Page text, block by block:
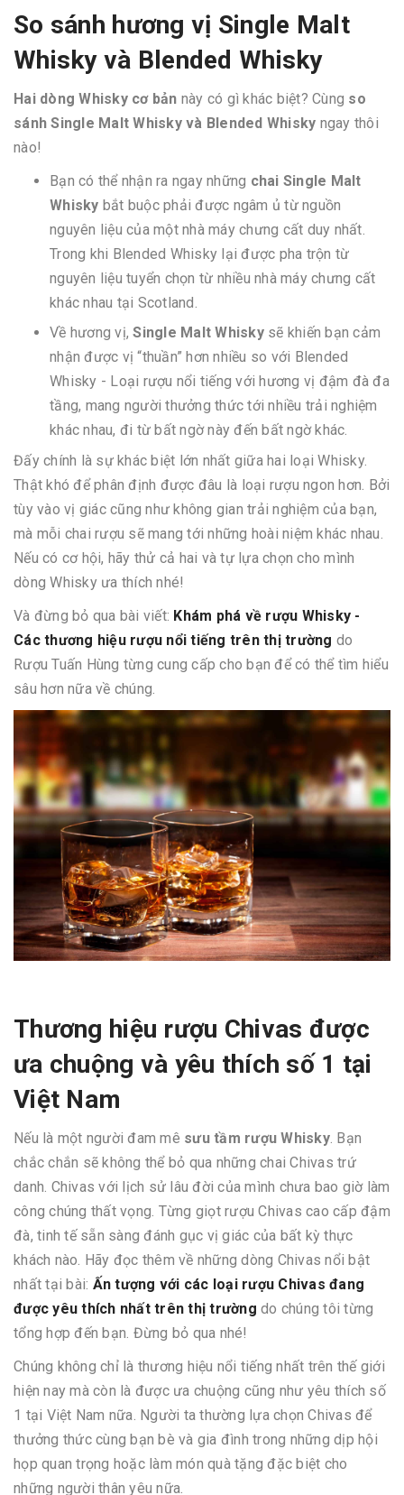
So sánh hương vị Single Malt
Whisky và Blended Whisky
Hai dòng Whisky cơ bản này có gì khác biệt? Cùng so
sánh Single Malt Whisky và Blended Whisky ngay thôi
nào!
Bạn có thể nhận ra ngay những chai Single Malt
Whisky bắt buộc phải được ngâm ủ từ nguồn
nguyên liệu của một nhà máy chưng cất duy nhất.
Trong khi Blended Whisky lại được pha trộn từ
nguyên liệu tuyển chọn từ nhiều nhà máy chưng cất
khác nhau tại Scotland.
Về hương vị,Single Malt Whiskysẽ khiến bạn cảm
nhận được vị “thuần” hơn nhiều so với Blended
Whisky - Loại rượu nổi tiếng với hương vị đậm đà đa
tầng, mang người thưởng thức tới nhiều trải nghiệm
khác nhau, đi từ bất ngờ này đến bất ngờ khác.
Đấy chính là sự khác biệt lớn nhất giữa hai loại Whisky.
Thật khó để phân định được đâu là loại rượu ngon hơn. Bởi
tùy vào vị giác cũng như không gian trải nghiệm của bạn,
mà mỗi chai rượu sẽ mang tới những hoài niệm khác nhau.
Nếu có cơ hội, hãy thử cả hai và tự lựa chọn cho mình
dòng Whisky ưa thích nhé!
Và đừng bỏ qua bài viết: Khám phá về rượu Whisky -
Các thương hiệu rượu nổi tiếng trên thị trường do
Rượu Tuấn Hùng từng cung cấp cho bạn để có thể tìm hiểu
sâu hơn nữa về chúng.
Thương hiệu rượu Chivas được
ưa chuộng và yêu thích số 1 tại
Việt Nam
Nếu là một người đam mê sưu tầm rượu Whisky. Bạn
chắc chắn sẽ không thể bỏ qua những chai Chivas trứ
danh. Chivas với lịch sử lâu đời của mình chưa bao giờ làm
công chúng thất vọng. Từng giọt rượu Chivas cao cấp đậm
đà, tinh tế sẵn sàng đánh gục vị giác của bất kỳ thực
khách nào. Hãy đọc thêm về những dòng Chivas nổi bật
nhất tại bài: Ấn tượng với các loại rượu Chivas đang
được yêu thích nhất trên thị trường do chúng tôi từng
tổng hợp đến bạn. Đừng bỏ qua nhé!
Chúng không chỉ là thương hiệu nổi tiếng nhất trên thế giới
hiện nay mà còn là được ưa chuộng cũng như yêu thích số
1 tại Việt Nam nữa. Người ta thường lựa chọn Chivas để
thưởng thức cùng bạn bè và gia đình trong những dịp hội
họp quan trọng hoặc làm món quà tặng đặc biệt cho
những người thân yêu nữa.